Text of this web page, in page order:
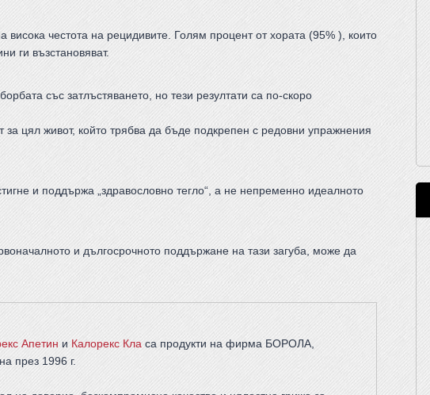
честота на рецидивите. Голям процент от хората (95% ), които
ги възстановяват.
със затлъстяването, но тези резултати са по-скоро
цял живот, който трябва да бъде подкрепен с редовни упражнения
и поддържа „здравословно тегло“, а не непременно идеалното
и дългосрочното поддържане на тази загуба, може да
Апетини Калорекс Класа продукти на фирма БОРОЛА,
през 1996 г.